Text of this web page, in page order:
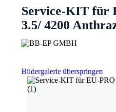
Service-KIT für
3.5/ 4200
Bildergalerie überspringen